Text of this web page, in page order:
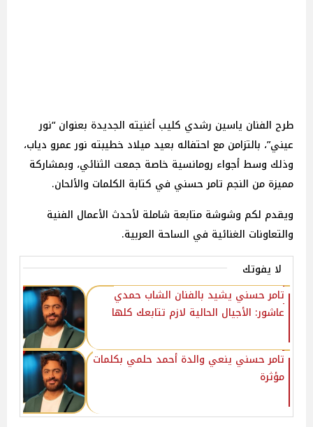
طرح الفنان ياسين رشدي كليب أغنيته الجديدة بعنوان “نور
عيني”، بالتزامن مع احتفاله بعيد ميلاد خطيبته نور عمرو دياب،
وذلك وسط أجواء رومانسية خاصة جمعت الثنائي، وبمشاركة
مميزة من النجم تامر حسني في كتابة الكلمات والألحان.
ويقدم لكم وشوشة متابعة شاملة لأحدث الأعمال الفنية
والتعاونات الغنائية في الساحة العربية.
لا يفوتك
تامر حسني يشيد بالفنان الشاب حمدي
عاشور: الأجيال الحالية لازم تتابعك كلها
تامر حسني ينعي والدة أحمد حلمي بكلمات
مؤثرة